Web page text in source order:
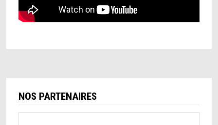
NOS PARTENAIRES